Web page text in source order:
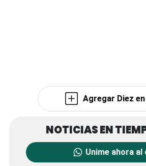
Agregar Diez en
Unime ahora al